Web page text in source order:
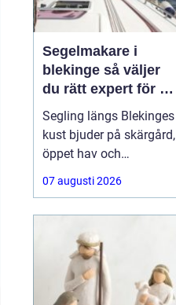
Segelmakare i
blekinge så väljer
du rätt expert för din
segelbåt
Segling längs Blekinges
kust bjuder på skärgård,
öppet hav och
varierande vindar. För att
kunna njuta av allt detta
anpassade efter både
båt och besättning.
Många letar
07 augusti 2026